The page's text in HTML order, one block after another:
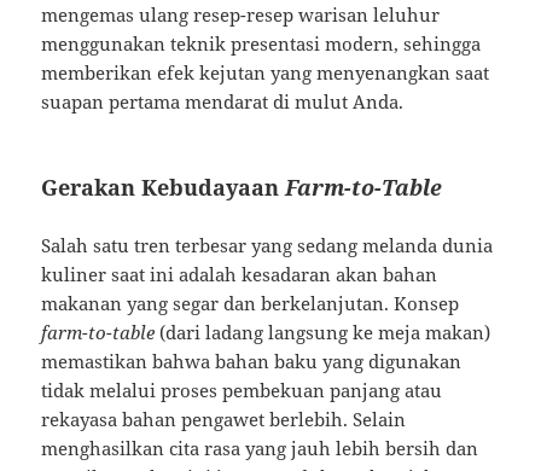
mengemas ulang resep-resep warisan leluhur
menggunakan teknik presentasi modern, sehingga
memberikan efek kejutan yang menyenangkan saat
suapan pertama mendarat di mulut Anda.
Gerakan KebudayaanFarm-to-Table
Salah satu tren terbesar yang sedang melanda dunia
kuliner saat ini adalah kesadaran akan bahan
makanan yang segar dan berkelanjutan. Konsep
farm-to-table (dari ladang langsung ke meja makan)
memastikan bahwa bahan baku yang digunakan
tidak melalui proses pembekuan panjang atau
rekayasa bahan pengawet berlebih. Selain
menghasilkan cita rasa yang jauh lebih bersih dan